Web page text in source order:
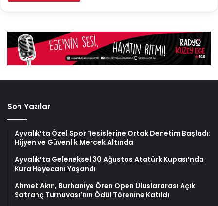
Son Yazılar
Ayvalık’ta Özel Spor Tesislerine Ortak Denetim Başladı:
Hijyen ve Güvenlik Mercek Altında
Ayvalık’ta Geleneksel 30 Ağustos Atatürk Kupası’nda
Kura Heyecanı Yaşandı
Ahmet Akın, Burhaniye Ören Open Uluslararası Açık
Satranç Turnuvası’nın Ödül Törenine Katıldı